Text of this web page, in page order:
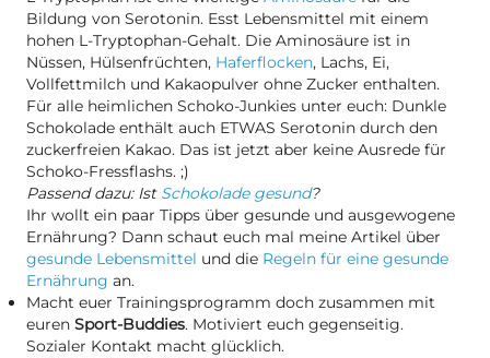
Bildung von Serotonin. Esst Lebensmittel mit einem
hohen L-Tryptophan-Gehalt. Die Aminosäure ist in
Nüssen, Hülsenfrüchten, Haferflocken, Lachs, Ei,
Vollfettmilch und Kakaopulver ohne Zucker enthalten.
Für alle heimlichen Schoko-Junkies unter euch: Dunkle
Schokolade enthält auch ETWAS Serotonin durch den
zuckerfreien Kakao. Das ist jetzt aber keine Ausrede für
Schoko-Fressflashs. ;)
Passend dazu: Ist Schokolade gesund?
Ihr wollt ein paar Tipps über gesunde und ausgewogene
Ernährung? Dann schaut euch mal meine Artikel über
gesunde Lebensmittel und die Regeln für eine gesunde
Ernährung an.
Macht euer Trainingsprogramm doch zusammen mit
euren Sport-Buddies. Motiviert euch gegenseitig.
Sozialer Kontakt macht glücklich.